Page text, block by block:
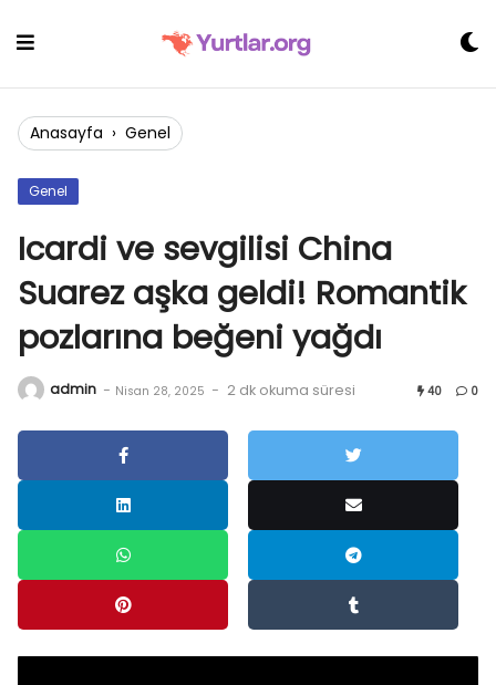
Anasayfa › Genel
Genel
Icardi ve sevgilisi China
Suarez aşka geldi! Romantik
pozlarına beğeni yağdı
admin - Nisan 28, 2025 - 2 dk okuma süresi 40 0